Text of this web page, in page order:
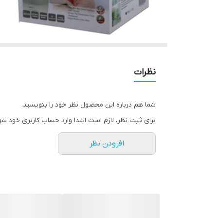
نظرات
شما هم درباره این محصول نظر خود را بنویسید.
برای ثبت نظر، لازم است ابتدا وارد حساب کاربری خود
افزودن نظر